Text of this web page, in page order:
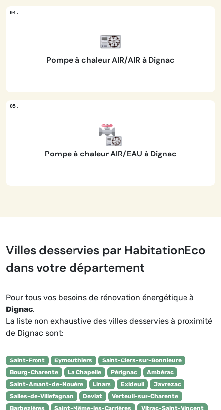
Pompe à chaleur AIR/AIR à Dignac
Pompe à chaleur AIR/EAU à Dignac
Villes desservies par HabitationEco
dans votre département
Pour tous vos besoins de rénovation énergétique à
Dignac.
La liste non exhaustive des villes desservies à proximité
de Dignac sont:
Saint-Front Eymouthiers
Saint-Ciers-sur-Bonnieure
Bourg-Charente
La Chapelle Pérignac
Ambérac
Saint-Amant-de-Nouère
Linars Exideuil
Javrezac
Salles-de-Villefagnan
Deviat
Verteuil-sur-Charente
Barbezières
Saint-Même-les-Carrières
Vitrac-Saint-Vincent